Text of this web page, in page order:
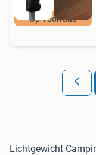
Op Voorraad
Lichtgewicht